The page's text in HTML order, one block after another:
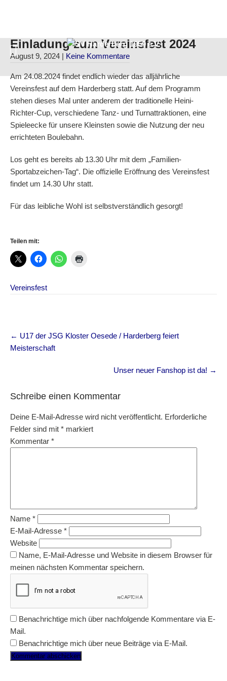
Einladung zum Vereinsfest 2024
August 9, 2024 | Keine Kommentare
Am 24.08.2024 findet endlich wieder das alljährliche
Vereinsfest auf dem Harderberg statt. Auf dem Programm
stehen dieses Mal unter anderem der traditionelle Heini-
Richter-Cup, verschiedene Tanz- und Turnattraktionen, eine
Spieleecke für unsere Kleinsten sowie die Nutzung der neu
errichteten Boulebahn.
Los geht es bereits ab 13.30 Uhr mit dem „Familien-
Sportabzeichen-Tag“. Die offizielle Eröffnung des Vereinsfest
findet um 14.30 Uhr statt.
Für das leibliche Wohl ist selbstverständlich gesorgt!
Teilen mit:
Vereinsfest
Post
navigation
← U17 der JSG Kloster Oesede / Harderberg feiert
Meisterschaft
Unser neuer Fanshop ist da! →
Schreibe einen Kommentar
Deine E-Mail-Adresse wird nicht veröffentlicht. Erforderliche
Felder sind mit * markiert
Kommentar *
Name *
E-Mail-Adresse *
Website
Name, E-Mail-Adresse und Website in diesem Browser für
meinen nächsten Kommentar speichern.
Benachrichtige mich über nachfolgende Kommentare via E-
Mail.
Benachrichtige mich über neue Beiträge via E-Mail.